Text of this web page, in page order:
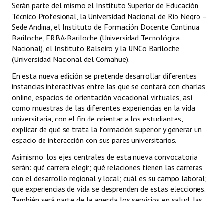
Antiguos Pobladores
Noticias Destacadas
Registros y Distinciones
Datos Históricos
Premio al Mérito - Registro
Audiencias Públicas - Registro
Mujeres que Dejaron Huellas - Registro
Ciudadano Ilustre - Registro
Banca del Vecino - Registro
Serán parte del mismo el Instituto Superior de Educación
Técnico Profesional, la Universidad Nacional de Rio Negro –
Sede Andina, el Instituto de Formación Docente Continua
Bariloche, FRBA-Bariloche (Universidad Tecnológica
Nacional), el Instituto Balseiro y la UNCo Bariloche
(Universidad Nacional del Comahue).
En esta nueva edición se pretende desarrollar diferentes
instancias interactivas entre las que se contará con charlas
online, espacios de orientación vocacional virtuales, así
como muestras de las diferentes experiencias en la vida
universitaria, con el fin de orientar a los estudiantes,
explicar de qué se trata la formación superior y generar un
espacio de interacción con sus pares universitarios.
Asimismo, los ejes centrales de esta nueva convocatoria
serán: qué carrera elegir; qué relaciones tienen las carreras
con el desarrollo regional y local; cuál es su campo laboral;
qué experiencias de vida se desprenden de estas elecciones.